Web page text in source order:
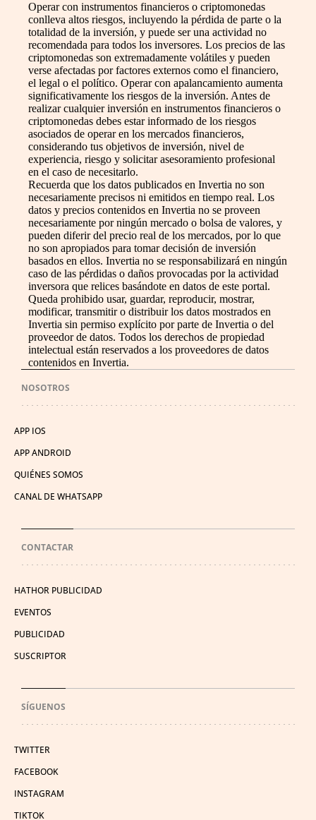
Operar con instrumentos financieros o criptomonedas
conlleva altos riesgos, incluyendo la pérdida de parte o la
totalidad de la inversión, y puede ser una actividad no
recomendada para todos los inversores. Los precios de las
criptomonedas son extremadamente volátiles y pueden
verse afectadas por factores externos como el financiero,
el legal o el político. Operar con apalancamiento aumenta
significativamente los riesgos de la inversión. Antes de
realizar cualquier inversión en instrumentos financieros o
criptomonedas debes estar informado de los riesgos
asociados de operar en los mercados financieros,
considerando tus objetivos de inversión, nivel de
experiencia, riesgo y solicitar asesoramiento profesional
en el caso de necesitarlo.
Recuerda que los datos publicados en Invertia no son
necesariamente precisos ni emitidos en tiempo real. Los
datos y precios contenidos en Invertia no se proveen
necesariamente por ningún mercado o bolsa de valores, y
pueden diferir del precio real de los mercados, por lo que
no son apropiados para tomar decisión de inversión
basados en ellos. Invertia no se responsabilizará en ningún
caso de las pérdidas o daños provocadas por la actividad
inversora que relices basándote en datos de este portal.
Queda prohibido usar, guardar, reproducir, mostrar,
modificar, transmitir o distribuir los datos mostrados en
Invertia sin permiso explícito por parte de Invertia o del
proveedor de datos. Todos los derechos de propiedad
intelectual están reservados a los proveedores de datos
contenidos en Invertia.
NOSOTROS
APP IOS
APP ANDROID
QUIÉNES SOMOS
CANAL DE WHATSAPP
CONTACTAR
HATHOR PUBLICIDAD
EVENTOS
PUBLICIDAD
SUSCRIPTOR
SÍGUENOS
TWITTER
FACEBOOK
INSTAGRAM
TIKTOK